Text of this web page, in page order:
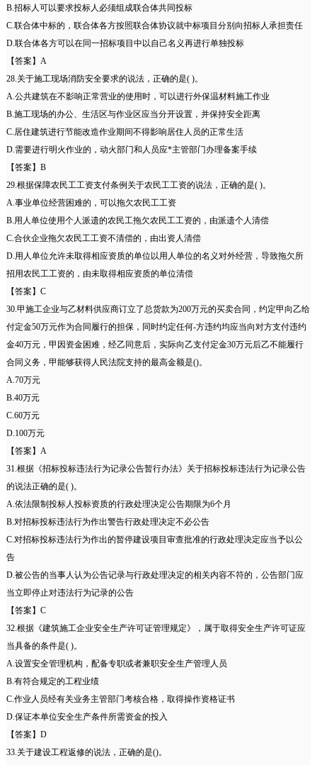
B.招标人可以要求投标人必须组成联合体共同投标
C.联合体中标的，联合体各方按照联合体协议就中标项目分别向招标人承担责任
D.联合体各方可以在同一招标项目中以自己名义再进行单独投标
【答案】A
28.关于施工现场消防安全要求的说法，正确的是( )。
A.公共建筑在不影响正常营业的使用时，可以进行外保温材料施工作业
B.施工现场的办公、生活区与作业区应当分开设置，并保持安全距离
C.居住建筑进行节能改造作业期间不得影响居住人员的正常生活
D.需要进行明火作业的，动火部门和人员应*主管部门办理备案手续
【答案】B
29.根据保障农民工工资支付条例关于农民工工资的说法，正确的是( )。
A.事业单位经营困难的，可以拖欠农民工工资
B.用人单位使用个人派遗的农民工拖欠农民工工资的，由派遗个人清偿
C.合伙企业拖欠农民工工资不清偿的，由出资人清偿
D.用人单位允许未取得相应资质的单位以用人单位的名义对外经营，导致拖欠所
招用农民工工资的，由未取得相应资质的单位清偿
【答案】C
30.甲施工企业与乙材料供应商订立了总货款为200万元的买卖合同，约定甲向乙给
付定金50万元作为合同履行的担保，同时约定任何-方违约均应当向对方支付违约
金40万元，甲因资金困难，经乙同意后，实际向乙支付定金30万元后乙不能履行
合同义务，甲能够获得人民法院支持的最高金额是()。
A.70万元
B.40万元
C.60万元
D.100万元
【答案】A
31.根据《招标投标违法行为记录公告暂行办法》关于招标投标违法行为记录公告
的说法正确的是( )。
A.依法限制投标人投标资质的行政处理决定公告期限为6个月
B.对招标投标违法行为作出警告行政处理决定不必公告
C.对招标投标违法行为作出的暂停建设项目审查批准的行政处理决定应当予以公
告
D.被公告的当事人认为公告记录与行政处理决定的相关内容不符的，公告部门应
当立即停止对违法行为记录的公告
【答案】C
32.根据《建筑施工企业安全生产许可证管理规定》，属于取得安全生产许可证应
当具备的条件是( )。
A.设置安全管理机构，配备专职或者兼职安全生产管理人员
B.有符合规定的工程业绩
C.作业人员经有关业务主管部门考核合格，取得操作资格证书
D.保证本单位安全生产条件所需资金的投入
【答案】D
33.关于建设工程返修的说法，正确的是()。